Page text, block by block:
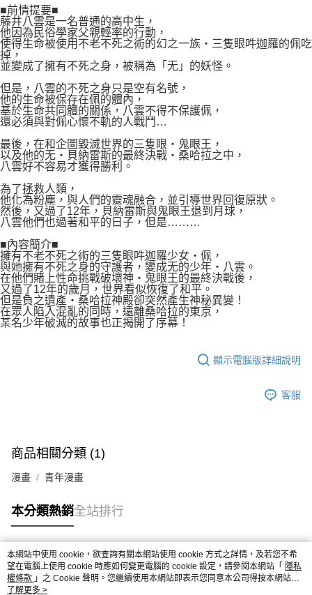
３．未成年的使用者請事先徵得法定代理人或監護人之同意方可使用
「AFTEE先享後付」，若未經同意申辦者引起之損失，本公司不負相關責
任。
４．使用「AFTEE先享後付」時，將依據個別帳號之用戶狀況，依本公司即
時審查核予不同之上限額度；若仍有額度不足之情形，本公司將視審查結果
請求用戶進行身份認證。
５．嚴禁一人註冊多個帳號或使用他人資訊註冊。若發現惡意使用之情形，
恩沛科技股份有限公司將有權停止該用戶之使用額度並採取法律行動。
宅配
每筆NT$100，滿NT$800(含以上)免運費
國家/地區配送
■前情提要■
藤井八雲是一名普通的高中生，
他因為民俗學家父親輕率的行動，
使得生命被使用不老不死之術的幻之一族‧三隻眼吽迦羅的佩吃
掉，
並變成了擁有不死之身，被稱為「无」的妖怪。
但是，八雲的不死之身只是空有名號，
他的生命被保存在佩的體內，
基於生命共同體的關係，八雲不得不保護佩，
還必須與對佩心懷不軌的人戰鬥…
最後，在和企圖毀滅世界的三隻眼‧鬼眼王，
以及他的无‧貝納雷斯的最終決戰‧桑哈拉之中，
八雲好不容易才獲得勝利。
為了拯救人類，
他化為粉塵，與人們的靈魂融合，並引導世界回復原狀。
然後，又過了12年，貝納雷斯與鬼眼王退到月球，
八雲他們也過著和平的日子，但是………
■內容簡介■
擁有不老不死之術的三隻眼吽迦羅少女‧佩，
與她擁有不死之身的守護者，變成无的少年‧八雲。
在他們賭上性命挑戰破壞神‧鬼眼王的最終決戰後，
又過了12年的歲月，世界看似恢復了和平。
但是負之遺產‧桑哈拉神殿卻突然產生神秘異變！
在眾人陷入混亂的同時，遠離桑哈拉的東京，
某名少年破滅的故事也正揭開了序幕！
顯示電腦版詳細說明
客服
商品相關分類 (1)
漫畫 青年漫畫
本分類熱銷全站排行
熱門標籤
本網站中使用 cookie，欲查詢有關本網站使用 cookie 方式之詳情，及若您不希
望在電腦上使用 cookie 時應如何變更電腦的 cookie 設定，請參閱本網站「 隱私
權條款 」之 Cookie 聲明。您繼續使用本網站即表示您同意本公司得按本網站使
用條款之 Cookie 聲明使用 cookie。
了解更多 >